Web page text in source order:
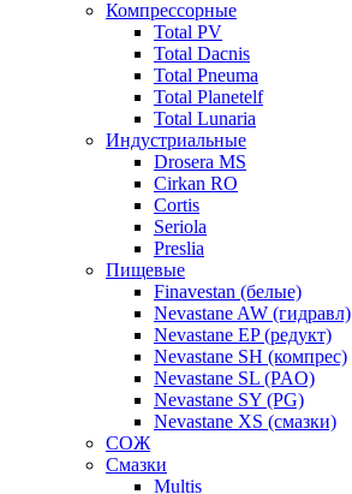
Компрессорные
Total PV
Total Dacnis
Total Pneuma
Total Planetelf
Total Lunaria
Индустриальные
Drosera MS
Cirkan RO
Cortis
Seriola
Preslia
Пищевые
Finavestan (белые)
Nevastane AW (гидравл)
Nevastane EP (редукт)
Nevastane SH (компрес)
Nevastane SL (PAO)
Nevastane SY (PG)
Nevastane XS (смазки)
СОЖ
Смазки
Multis